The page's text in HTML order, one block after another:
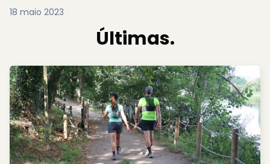
18 maio 2023
Últimas.